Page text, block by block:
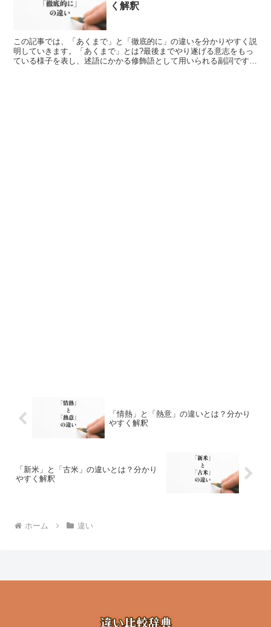
く解釈
この記事では、「あくまで」と「徹底的に」の違いを分かりやすく説
明していきます。「あくまで」とは?最後までやり遂げる意志をもっ
ている様子を表し、述語にかかる修飾語として用いられる副詞です。
「情熱」と「熱意」の違いとは？分かり
やすく解釈
「新米」と「古米」の違いとは？分かり
やすく解釈
ホーム 違い